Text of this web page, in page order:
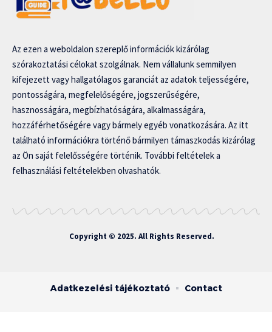
Az ezen a weboldalon szereplő információk kizárólag
szórakoztatási célokat szolgálnak. Nem vállalunk semmilyen
kifejezett vagy hallgatólagos garanciát az adatok teljességére,
pontosságára, megfelelőségére, jogszerűségére,
hasznosságára, megbízhatóságára, alkalmasságára,
hozzáférhetőségére vagy bármely egyéb vonatkozására. Az itt
található információkra történő bármilyen támaszkodás kizárólag
az Ön saját felelősségére történik. További feltételek a
felhasználási feltételekben olvashatók.
Copyright © 2025. All Rights Reserved.
Adatkezelési tájékoztató Contact